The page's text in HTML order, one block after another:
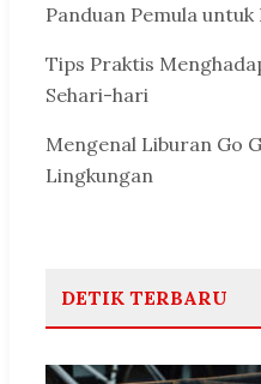
Panduan Pemula
Tips Praktis
Sehari-hari
Mengenal Liburan Go
Lingkungan
DETIK TERBARU